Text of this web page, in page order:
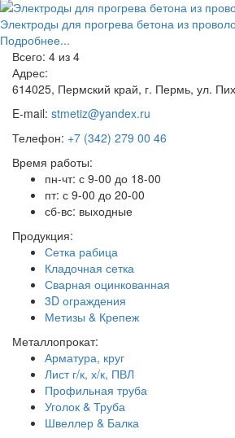
Электроды для прогрева бетона из
Подробнее...
Всего: 4 из 4
Адрес:
614025, Пермский край, г. Пермь, ул.
E-mail: stmetiz@yandex.ru
Телефон: +7 (342) 279 00 46
Время работы:
пн-чт: с 9-00 до 18-00
пт: с 9-00 до 20-00
сб-вс: выходные
Продукция:
Сетка рабица
Кладочная сетка
Сварная оцинкованная
3D ограждения
Метизы & Крепеж
Металлопрокат:
Арматура, круг
Лист г/к, х/к, ПВЛ
Профильная труба
Уголок & Труба
Швеллер & Балка